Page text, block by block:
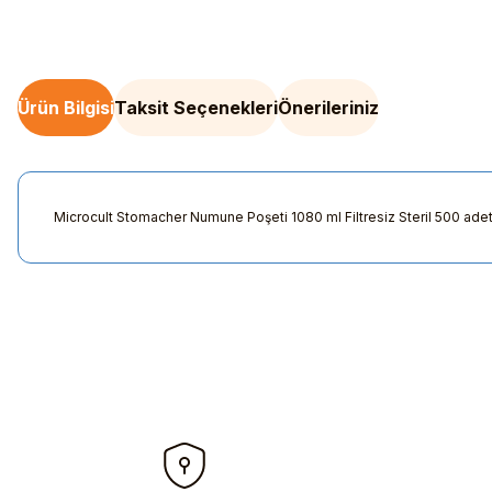
Ürün BilgisiTaksit SeçenekleriÖnerileriniz
Microcult Stomacher Numune Poşeti 1080 ml Filtresiz Steril 500 adet
Ürün bilgilerinde hatalar bulunuyor.
Ürün fiyatı diğer sitelerden daha pahalı.